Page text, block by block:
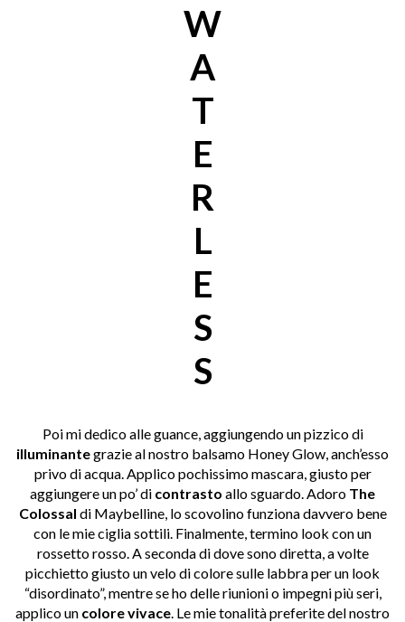
W
A
T
E
R
L
E
S
S
Poi mi dedico alle guance, aggiungendo un pizzico di
illuminantegrazie al nostro balsamo Honey Glow, anch’esso
privo di acqua. Applico pochissimo mascara, giusto per
aggiungere un po’ di contrasto allo sguardo. Adoro The
Colossal di Maybelline, lo scovolino funziona davvero bene
con le mie ciglia sottili. Finalmente, termino look con un
rossetto rosso. A seconda di dove sono diretta, a volte
picchietto giusto un velo di colore sulle labbra per un look
“disordinato”, mentre se ho delle riunioni o impegni più seri,
applico un colore vivace . Le mie tonalità preferite del nostro